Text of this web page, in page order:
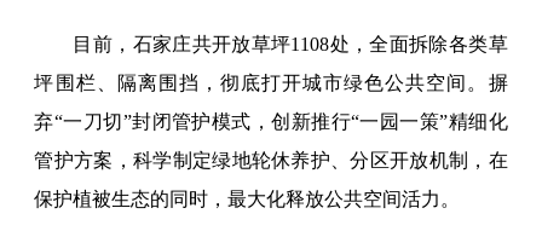
目前，石家庄共开放草坪1108处，全面拆除各类草
坪围栏、隔离围挡，彻底打开城市绿色公共空间。摒
弃“一刀切”封闭管护模式，创新推行“一园一策”精细化
管护方案，科学制定绿地轮休养护、分区开放机制，在
保护植被生态的同时，最大化释放公共空间活力。